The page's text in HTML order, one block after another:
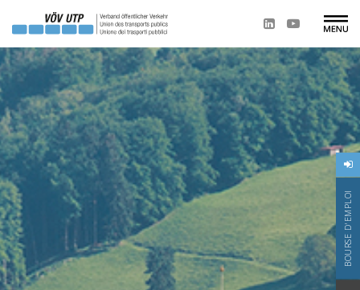
BOURSE D'EMPLOI